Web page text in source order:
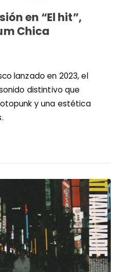
en “El hit”,
Chica
lanzado en 2023, el
distintivo que
y una estética